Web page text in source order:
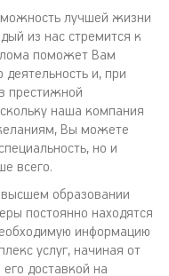
лучшей жизни
из нас стремится к
поможет Вам
деятельность и, при
престижной
наша компания
Вы можете
но и
всего.
образовании
постоянно находятся
информацию
услуг, начиная от
доставкой на